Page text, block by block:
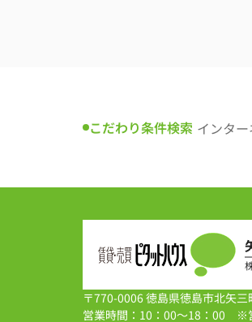
こだわり条件検索 インタ
〒770-0006 徳島県徳島市北矢
営業時間：10：00～18：00 ※